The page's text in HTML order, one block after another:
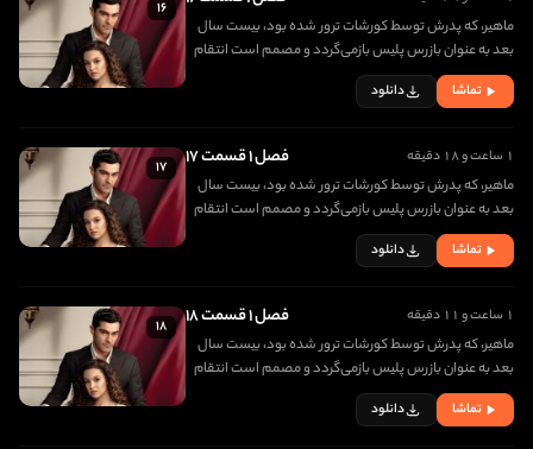
ماهیر، که پدرش توسط کورشات ترور شده بود، بیست سال
بعد به عنوان بازرس پلیس بازمی‌گردد و مصمم است انتقام
مرگ پدرش را بگیرد. در اولین روز بازگشتش، با دختری زیبا به
نام جانفزا برخورد کرده و عاشق او می شود
تماشا دانلود
۱۶
۱ ساعت و ۱۸ دقیقه فصل ۱ قسمت ۱۷
ماهیر، که پدرش توسط کورشات ترور شده بود، بیست سال
بعد به عنوان بازرس پلیس بازمی‌گردد و مصمم است انتقام
مرگ پدرش را بگیرد. در اولین روز بازگشتش، با دختری زیبا به
نام جانفزا برخورد کرده و عاشق او می شود
تماشا دانلود
۱۷
۱ ساعت و ۱۱ دقیقه فصل ۱ قسمت ۱۸
ماهیر، که پدرش توسط کورشات ترور شده بود، بیست سال
بعد به عنوان بازرس پلیس بازمی‌گردد و مصمم است انتقام
مرگ پدرش را بگیرد. در اولین روز بازگشتش، با دختری زیبا به
نام جانفزا برخورد کرده و عاشق او می شود
تماشا دانلود
۱۸